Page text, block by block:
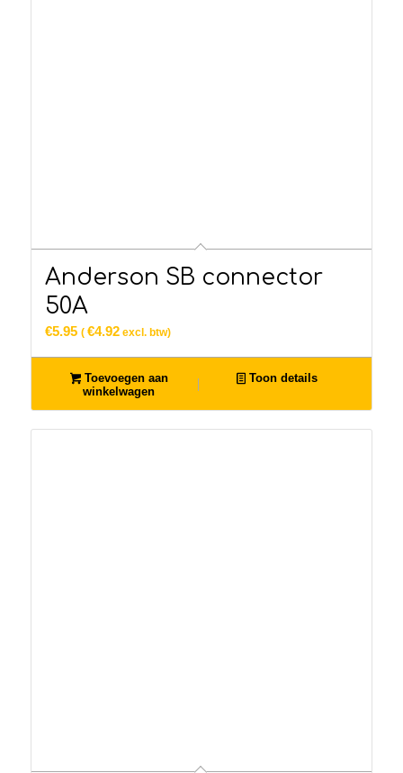
Anderson SB connector
50A
€5.95 ( €4.92excl. btw)
Toevoegen aan
winkelwagen
Toon details